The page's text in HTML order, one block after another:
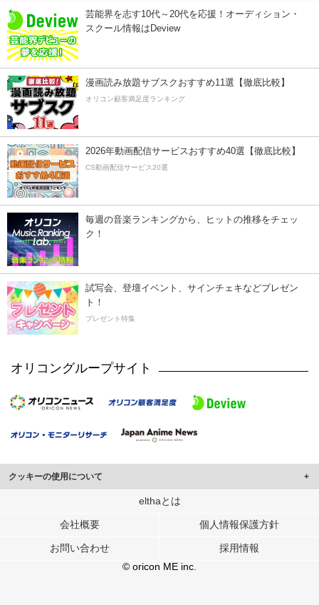
芸能界を志す10代～20代を応援！オーディション・
スクール情報はDeview
漫画読み放題サブスクおすすめ11選【徹底比較】
オリコン顧客満足度ランキング
2026年動画配信サービスおすすめ40選【徹底比較】
CS動画配信サービス20選
毎週の音楽ランキングから、ヒットの推移をチェッ
ク！
試写会、登壇イベント、サインチェキなどプレゼン
ト！
プレゼント特集
オリコングループサイト
クッキーの使用について
このサイトでは Cookie を使用して、ユーザーに合わせたコンテンツや広告の
行っています。
メディアや広告配信、データ解析の各パートナーに提供しています。
各パートナーは、この情報とユーザーが各パートナーに提供した他の情報や、
ユーザーが各パートナーのサービスを使用したときに収集した他の情報を組み
elthaとは
会社概要 個人情報保護方針
お問い合わせ
採用情報
© oricon ME inc.